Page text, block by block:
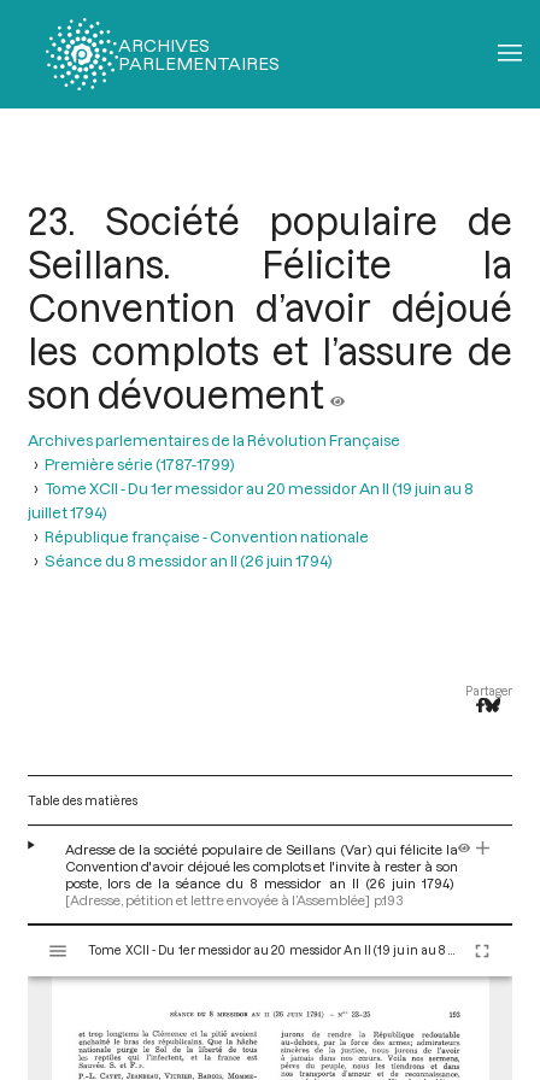
ARCHIVES
PARLEMENTAIRES
23. Société populaire de
Seillans. Félicite la
Convention d’avoir déjoué
les complots et l’assure de
son dévouement
Archives parlementaires de la Révolution Française
Première série (1787-1799)
Tome XCII - Du 1er messidor au 20 messidor An II (19 juin au 8
juillet 1794)
République française - Convention nationale
Séance du 8 messidor an II (26 juin 1794)
Partager
Table des matières
Adresse de la société populaire de Seillans (Var) qui félicite la
Convention d'avoir déjoué les complots et l'invite à rester à son
poste, lors de la séance du 8 messidor an II (26 juin 1794)
[Adresse, pétition et lettre envoyée à l’Assemblée] p.193
s